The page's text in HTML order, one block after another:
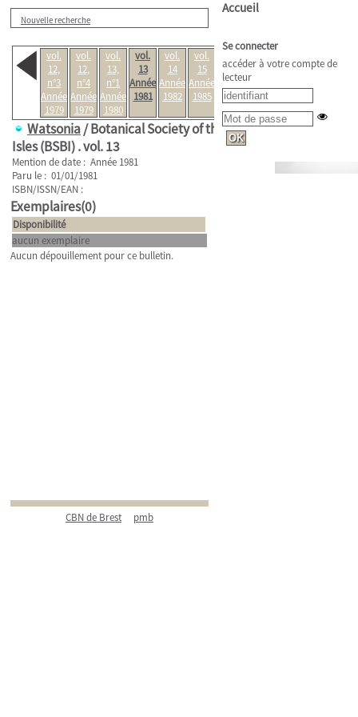
Nouvelle recherche
vol.
12,
n°3
Année
1979
vol.
12,
n°4
Année
1979
vol.
13,
n°1
Année
1980
vol.
13
Année
1981
vol.
14
Année
1982
vol.
15
Année
1985
16
Année
1986
Watsonia/ Botanical Society of the British
Isles (BSBI) .vol. 13
Mention de date : Année 1981
Paru le : 01/01/1981
ISBN/ISSN/EAN :
Exemplaires(0)
Disponibilité
aucun exemplaire
Aucun dépouillement pour ce bulletin.
CBN de Brest pmb
Accueil
Se connecter
accéder à votre compte de
lecteur